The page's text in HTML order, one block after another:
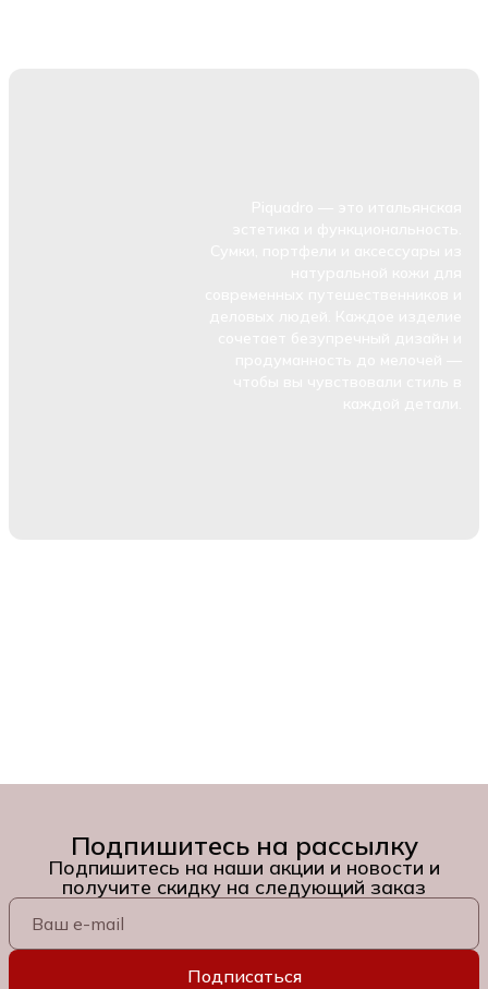
Подпишитесь на рассылку
Подпишитесь на наши акции и новости и
получите скидку на следующий заказ
Подписаться